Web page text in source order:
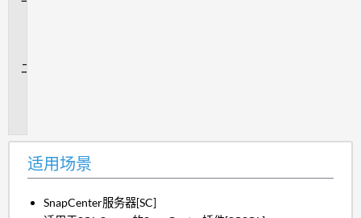
适用场景
SnapCenter服务器[SC]